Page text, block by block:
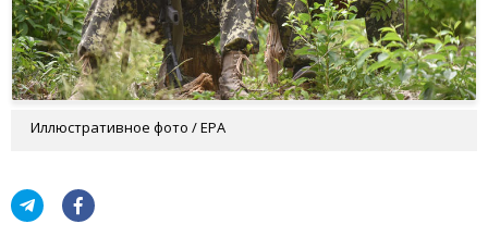
Иллюстративное фото / EPA